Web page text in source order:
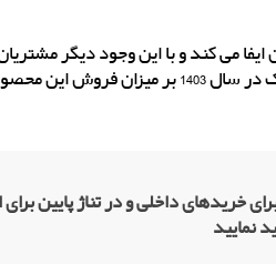
می کند و با این وجود دیگر
نخواهند داشت. با افزایش میزان آگهی افراد در مورد خواص سنگ
خریدهای داخلی و در تناژ پایین برای
نمایید